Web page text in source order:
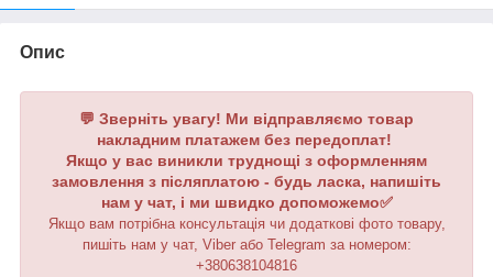
Опис
💬 Зверніть увагу! Ми відправляємо товар
накладним платажем без передоплат!
Якщо у вас виникли труднощі з оформленням
замовлення з післяплатою - будь ласка, напишіть
нам у чат, і ми швидко допоможемо✅
Якщо вам потрібна консультація чи додаткові фото товару,
пишіть нам у чат, Viber або Telegram за номером:
+380638104816